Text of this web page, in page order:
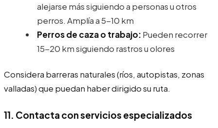
alejarse más siguiendo a personas u otros
perros. Amplía a 5-10 km
Perros de caza o trabajo: Pueden recorrer
15-20 km siguiendo rastros u olores
Considera barreras naturales (ríos, autopistas, zonas
valladas) que puedan haber dirigido su ruta.
11. Contacta con servicios especializados